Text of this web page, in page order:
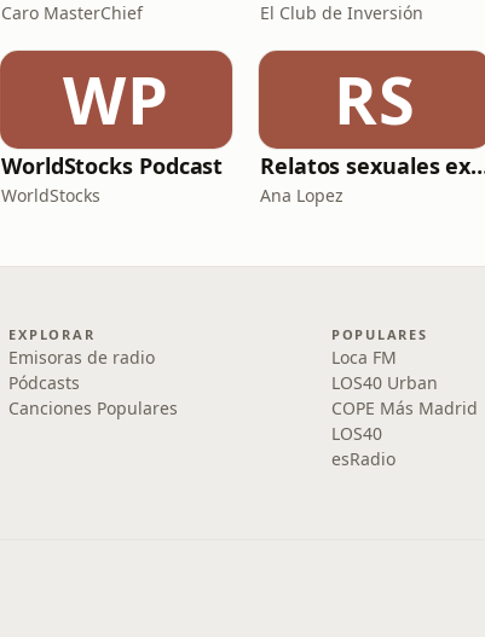
Caro MasterChief El Club de Inversión
WP
WorldStocks Podcast
WorldStocks
RS
Relatos
Ana Lopez
EXPLORAR
Emisoras de radio
Pódcasts
Canciones Populares
POPULARES
Loca FM
LOS40 Urban
COPE Más Madrid
LOS40
esRadio